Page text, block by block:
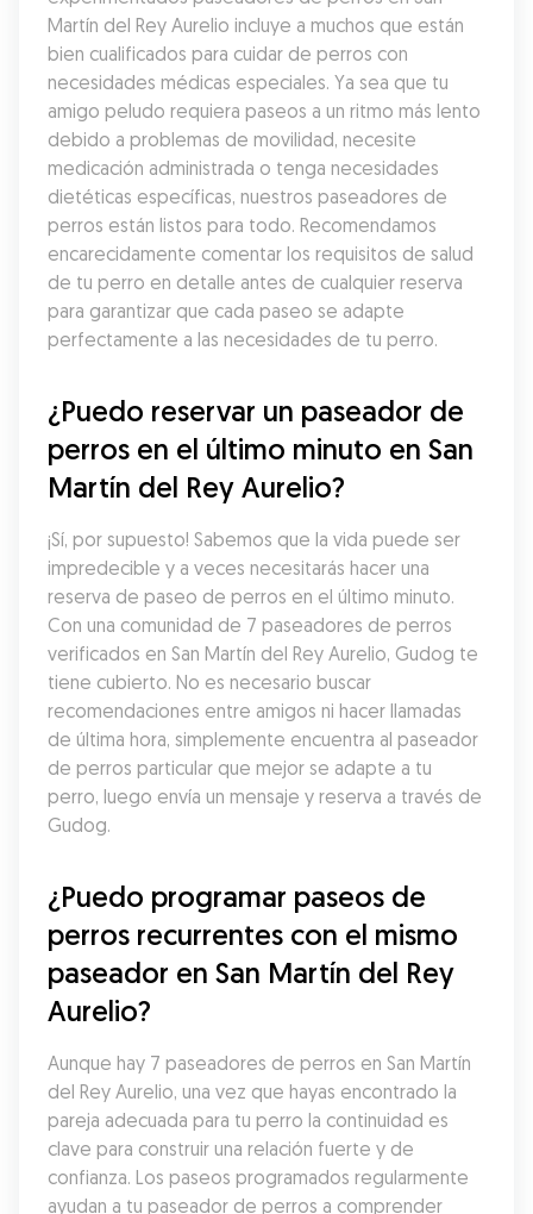
Martín del Rey Aurelio incluye a muchos que están
bien cualificados para cuidar de perros con
necesidades médicas especiales. Ya sea que tu
amigo peludo requiera paseos a un ritmo más lento
debido a problemas de movilidad, necesite
medicación administrada o tenga necesidades
dietéticas específicas, nuestros paseadores de
perros están listos para todo. Recomendamos
encarecidamente comentar los requisitos de salud
de tu perro en detalle antes de cualquier reserva
para garantizar que cada paseo se adapte
perfectamente a las necesidades de tu perro.
¿Puedo reservar un paseador de
perros en el último minuto en San
Martín del Rey Aurelio?
¡Sí, por supuesto! Sabemos que la vida puede ser
impredecible y a veces necesitarás hacer una
reserva de paseo de perros en el último minuto.
Con una comunidad de 7 paseadores de perros
verificados en San Martín del Rey Aurelio, Gudog te
tiene cubierto. No es necesario buscar
recomendaciones entre amigos ni hacer llamadas
de última hora, simplemente encuentra al paseador
de perros particular que mejor se adapte a tu
perro, luego envía un mensaje y reserva a través de
Gudog.
¿Puedo programar paseos de
perros recurrentes con el mismo
paseador en San Martín del Rey
Aurelio?
Aunque hay 7 paseadores de perros en San Martín
del Rey Aurelio, una vez que hayas encontrado la
pareja adecuada para tu perro la continuidad es
clave para construir una relación fuerte y de
confianza. Los paseos programados regularmente
ayudan a tu paseador de perros a comprender